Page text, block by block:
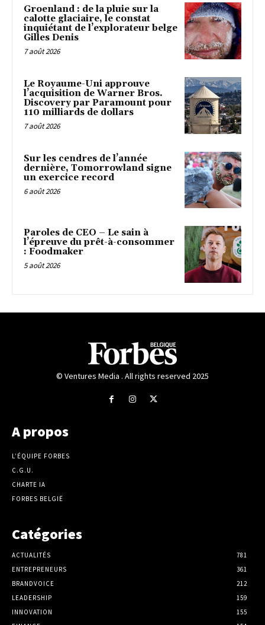
Groenland : de la pluie sur la
calotte glaciaire, le constat
inquiétant de l’explorateur belge
Gilles Denis
7 août 2026
Le Royaume-Uni approuve
l’acquisition de Warner Bros.
Discovery par Paramount pour
110 milliards de dollars
7 août 2026
Sur les cendres de l’année
dernière, Tomorrowland signe
un exercice record
6 août 2026
Paroles de CEO – Le sain à
l’épreuve du prêt-à-consommer
: Foodmaker
5 août 2026
© Ventures Media . All rights reserved 2025
A propos
L’ÉQUIPE FORBES
C.G.U.
CHARTE IA
FORBES BELGIË
Catégories
ACTUALITÉS
781
ENTREPRENEURS
361
BRANDVOICE
212
LEADERSHIP
159
INNOVATION
155